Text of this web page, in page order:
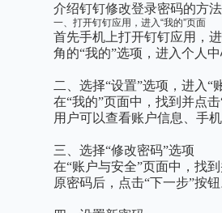
介绍钉钉修改登录密码的方
一、打开钉钉应用，进入“我的”页面
首先手机上打开钉钉应用，
角的“我的”选项，进入个人
二、选择“设置”选项，进入“
在“我的”页面中，找到并点
用户可以查看账户信息、手
三、选择“修改密码”选项
在“账户与安全”页面中，找
原密码后，点击“下一步”按